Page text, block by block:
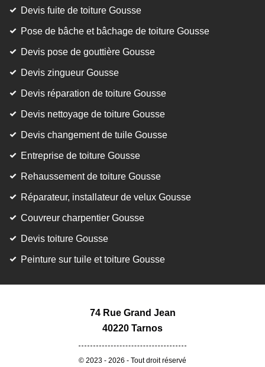
Devis fuite de toiture Gousse
Pose de bâche et bâchage de toiture Gousse
Devis pose de gouttière Gousse
Devis zingueur Gousse
Devis réparation de toiture Gousse
Devis nettoyage de toiture Gousse
Devis changement de tuile Gousse
Entreprise de toiture Gousse
Rehaussement de toiture Gousse
Réparateur, installateur de velux Gousse
Couvreur charpentier Gousse
Devis toiture Gousse
Peinture sur tuile et toiture Gousse
74 Rue Grand Jean
40220 Tarnos
© 2023 - 2026 - Tout droit réservé